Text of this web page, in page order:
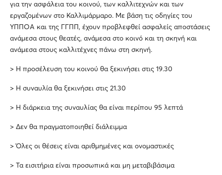
για την ασφάλεια του κοινού, των καλλιτεχνών και των
εργαζομένων στο Καλλιμάρμαρο. Με βάση τις οδηγίες του
ΥΠΠΟΑ και της ΓΓΠΠ, έχουν προβλεφθεί ασφαλείς αποστάσεις
ανάμεσα στους θεατές, ανάμεσα στο κοινό και τη σκηνή και
ανάμεσα στους καλλιτέχνες πάνω στη σκηνή.
> Η προσέλευση του κοινού θα ξεκινήσει στις 19.30
> Η συναυλία θα ξεκινήσει στις 21.30
> Η διάρκεια της συναυλίας θα είναι περίπου 95 λεπτά
> Δεν θα πραγματοποιηθεί διάλειμμα
> Όλες οι θέσεις είναι αριθμημένες και ονομαστικές
> Τα εισιτήρια είναι προσωπικά και μη μεταβιβάσιμα